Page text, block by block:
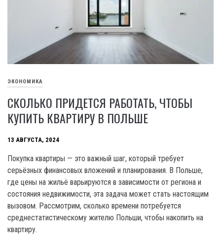
ЭКОНОМИКА
СКОЛЬКО ПРИДЕТСЯ РАБОТАТЬ, ЧТОБЫ
КУПИТЬ КВАРТИРУ В ПОЛЬШЕ
13 АВГУСТА, 2024
Покупка квартиры — это важный шаг, который требует
серьёзных финансовых вложений и планирования. В Польше,
где цены на жильё варьируются в зависимости от региона и
состояния недвижимости, эта задача может стать настоящим
вызовом. Рассмотрим, сколько времени потребуется
среднестатистическому жителю Польши, чтобы накопить на
квартиру.